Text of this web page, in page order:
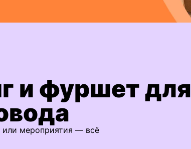
и фуршет для
или мероприятия — всё